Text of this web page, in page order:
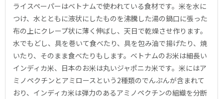
ライスペーパーはベトナムで使われている食材です。米を水に
つけ、水とともに液状にしたものを沸騰した湯の鍋口に張った
布の上にクレープ状に薄く伸ばし、天日で乾燥させ作ります。
水でもどし、具を巻いて食べたり、具を包み油で揚げたり、焼
いたり、そのまま食べたりもします。ベトナムのお米は細長い
インディカ米、日本のお米は丸いジャポニカ米です。米にはア
ミノペクチンとアミロースという2種類のでんぷんが含まれて
おり、インディカ米は弾力のあるアミノペクチンの組織を分断